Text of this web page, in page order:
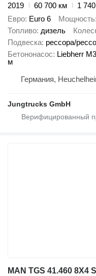
2019
60 700 км
1
Евро Euro 6 Мощность
Топливо дизель
Подвеска рессора/
Бетононасос Liebherr
м
Германия,
Jungtrucks GmbH
MAN TGS 41.460 8X4